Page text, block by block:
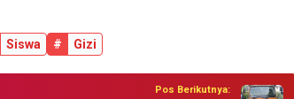
Siswa # Gizi
Pos Berikutnya: